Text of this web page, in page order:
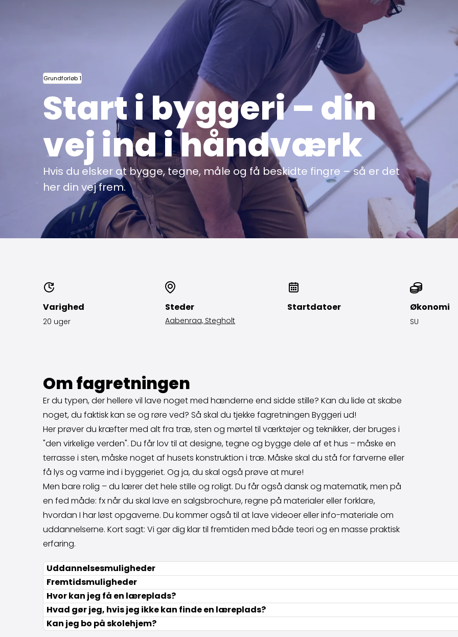
Grundforløb 1
Start i byggeri – din
vej ind i håndværk
Hvis du elsker at bygge, tegne, måle og få beskidte fingre – så er det
her din vej frem.
Varighed
20 uger
Steder
Aabenraa, Stegholt
Startdatoer Økonomi
SU
Om fagretningen
Er du typen, der hellere vil lave noget med hænderne end sidde stille? Kan du lide at skabe
noget, du faktisk kan se og røre ved? Så skal du tjekke fagretningen Byggeri ud!
Her prøver du kræfter med alt fra træ, sten og mørtel til værktøjer og teknikker, der bruges i
"den virkelige verden". Du får lov til at designe, tegne og bygge dele af et hus – måske en
terrasse i sten, måske noget af husets konstruktion i træ. Måske skal du stå for farverne eller
få lys og varme ind i byggeriet. Og ja, du skal også prøve at mure!
Men bare rolig – du lærer det hele stille og roligt. Du får også dansk og matematik, men på
en fed måde: fx når du skal lave en salgsbrochure, regne på materialer eller forklare,
hvordan I har løst opgaverne. Du kommer også til at lave videoer eller info-materiale om
uddannelserne. Kort sagt: Vi gør dig klar til fremtiden med både teori og en masse praktisk
erfaring.
Uddannelsesmuligheder
Fremtidsmuligheder
Hvor kan jeg få en læreplads?
Hvad gør jeg, hvis jeg ikke kan finde en læreplads?
Kan jeg bo på skolehjem?